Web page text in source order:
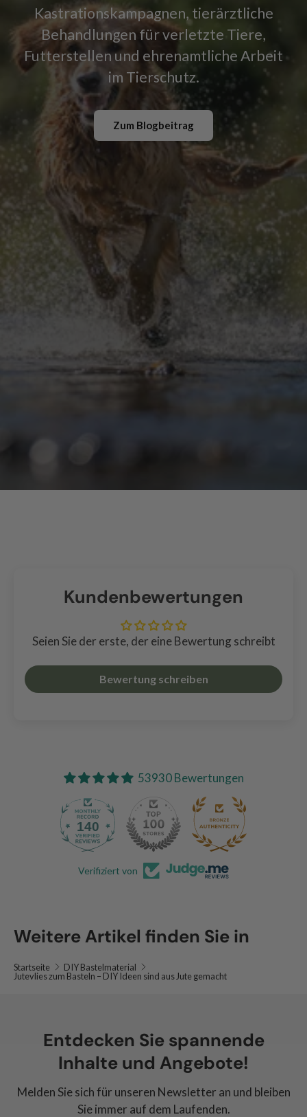
Kastrationskampagnen, tierärztliche
Behandlungen für verletzte Tiere,
Futterstellen und ehrenamtliche Arbeit
im Tierschutz.
Zum Blogbeitrag
Kundenbewertungen
Seien Sie der erste, der eine Bewertung schreibt
Bewertung schreiben
53930 Bewertungen
140
Verifiziert von
Weitere Artikel finden Sie in
Startseite
DIY Bastelmaterial
Jutevlies zum Basteln – DIY Ideen sind aus Jute gemacht
Entdecken Sie spannende
Inhalte und Angebote!
Melden Sie sich für unseren Newsletter an und bleiben
Sie immer auf dem Laufenden.